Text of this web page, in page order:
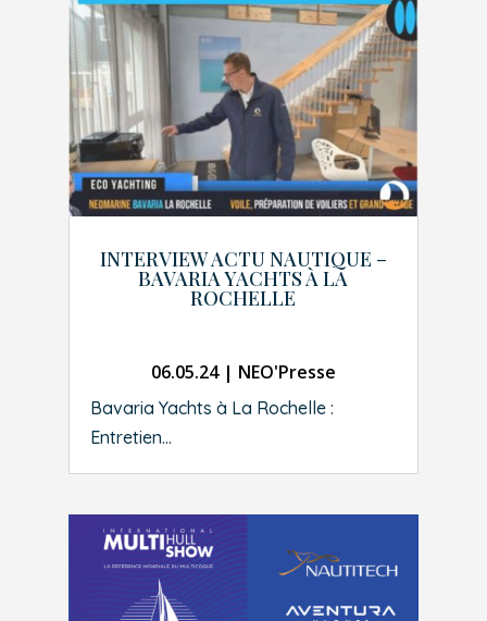
INTERVIEW ACTU NAUTIQUE –
BAVARIA YACHTS À LA
ROCHELLE
06.05.24| NEO'Presse
Bavaria Yachts à La Rochelle :
Entretien...